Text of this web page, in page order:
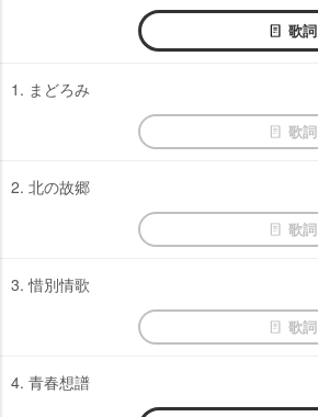
歌詞
1. まどろみ
歌詞
2. 北の故郷
歌詞
3. 惜別情歌
歌詞
4. 青春想譜